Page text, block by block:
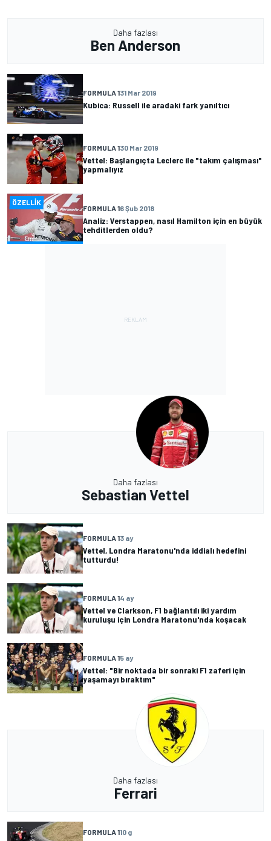
Daha fazlası
Ben Anderson
FORMULA 131 Mar 2019
Kubica: Russell ile aradaki fark yanıltıcı
FORMULA 130 Mar 2019
Vettel: Başlangıçta Leclerc ile "takım çalışması"
yapmalıyız
ÖZELLIK
FORMULA 16 Şub 2018
Analiz: Verstappen, nasıl Hamilton için en büyük
tehditlerden oldu?
Daha fazlası
Sebastian Vettel
FORMULA 13 ay
Vettel, Londra Maratonu'nda iddialı hedefini
tutturdu!
FORMULA 14 ay
Vettel ve Clarkson, F1 bağlantılı iki yardım
kuruluşu için Londra Maratonu'nda koşacak
FORMULA 15 ay
Vettel: "Bir noktada bir sonraki F1 zaferi için
yaşamayı bıraktım"
Daha fazlası
Ferrari
FORMULA 110 g